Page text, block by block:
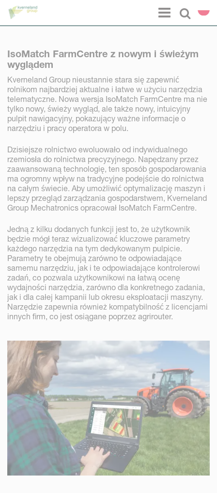
Select
Menu
IsoMatch FarmCentre z nowym i świeżym
wyglądem
Kverneland Group nieustannie stara się zapewnić
rolnikom najbardziej aktualne i łatwe w użyciu narzędzia
telematyczne. Nowa wersja IsoMatch FarmCentre ma nie
tylko nowy, świeży wygląd, ale także nowy, intuicyjny
pulpit nawigacyjny, pokazujący ważne informacje o
narzędziu i pracy operatora w polu.
Dzisiejsze rolnictwo ewoluowało od indywidualnego
rzemiosła do rolnictwa precyzyjnego. Napędzany przez
zaawansowaną technologię, ten sposób gospodarowania
ma ogromny wpływ na tradycyjne podejście do rolnictwa
na całym świecie. Aby umożliwić optymalizację maszyn i
lepszy przegląd zarządzania gospodarstwem, Kverneland
Group Mechatronics opracował IsoMatch FarmCentre.
Jedną z kilku dodanych funkcji jest to, że użytkownik
będzie mógł teraz wizualizować kluczowe parametry
każdego narzędzia na tym dedykowanym pulpicie.
Parametry te obejmują zarówno te odpowiadające
samemu narzędziu, jak i te odpowiadające kontrolerowi
zadań, co pozwala użytkownikowi na łatwą ocenę
wydajności narzędzia, zarówno dla konkretnego zadania,
jak i dla całej kampanii lub okresu eksploatacji maszyny.
Narzędzie zapewnia również kompatybilność z licencjami
innych firm, co jest osiągane poprzez agrirouter.
Panel zarządzania plikami cookies